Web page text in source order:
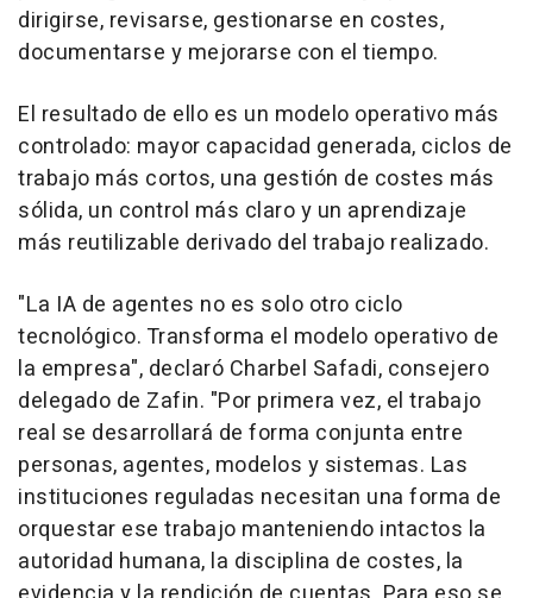
dirigirse, revisarse, gestionarse en costes,
documentarse y mejorarse con el tiempo.
El resultado de ello es un modelo operativo más
controlado: mayor capacidad generada, ciclos de
trabajo más cortos, una gestión de costes más
sólida, un control más claro y un aprendizaje
más reutilizable derivado del trabajo realizado.
"La IA de agentes no es solo otro ciclo
tecnológico. Transforma el modelo operativo de
la empresa", declaró Charbel Safadi, consejero
delegado de Zafin. "Por primera vez, el trabajo
real se desarrollará de forma conjunta entre
personas, agentes, modelos y sistemas. Las
instituciones reguladas necesitan una forma de
orquestar ese trabajo manteniendo intactos la
autoridad humana, la disciplina de costes, la